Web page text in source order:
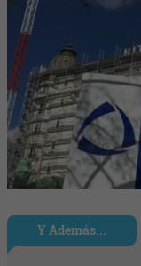
Y Además...